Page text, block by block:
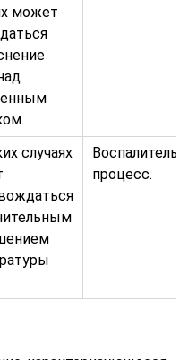
может
случаях
процесс.